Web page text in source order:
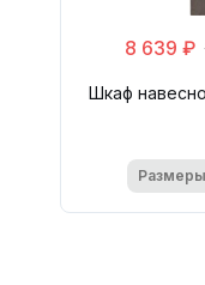
8 639 ₽
Шкаф
Размеры